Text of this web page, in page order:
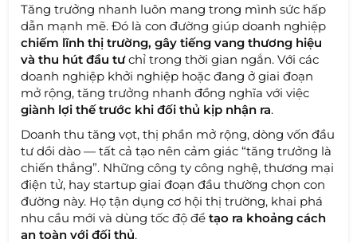
Tăng trưởng nhanh luôn mang trong mình sức hấp
dẫn mạnh mẽ. Đó là con đường giúp doanh nghiệp
chiếm lĩnh thị trường, gây tiếng vang thương hiệu
và thu hút đầu tưchỉ trong thời gian ngắn. Với các
doanh nghiệp khởi nghiệp hoặc đang ở giai đoạn
mở rộng, tăng trưởng nhanh đồng nghĩa với việc
giành lợi thế trước khi đối thủ kịp nhận ra.
Doanh thu tăng vọt, thị phần mở rộng, dòng vốn đầu
tư dồi dào — tất cả tạo nên cảm giác “tăng trưởng là
chiến thắng”. Những công ty công nghệ, thương mại
điện tử, hay startup giai đoạn đầu thường chọn con
đường này. Họ tận dụng cơ hội thị trường, khai phá
nhu cầu mới và dùng tốc độ đểtạo ra khoảng cách
an toàn với đối thủ.